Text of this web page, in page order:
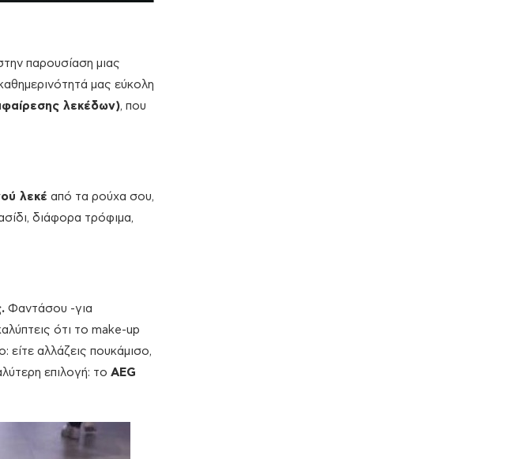
παρουσίαση μιας
μας εύκολη
λεκέδων), που
λεκέ από τα ρούχα σου,
διάφορα τρόφιμα,
Φαντάσου -για
ότι το make-up
είτε αλλάζεις πουκάμισο,
επιλογή: το AEG